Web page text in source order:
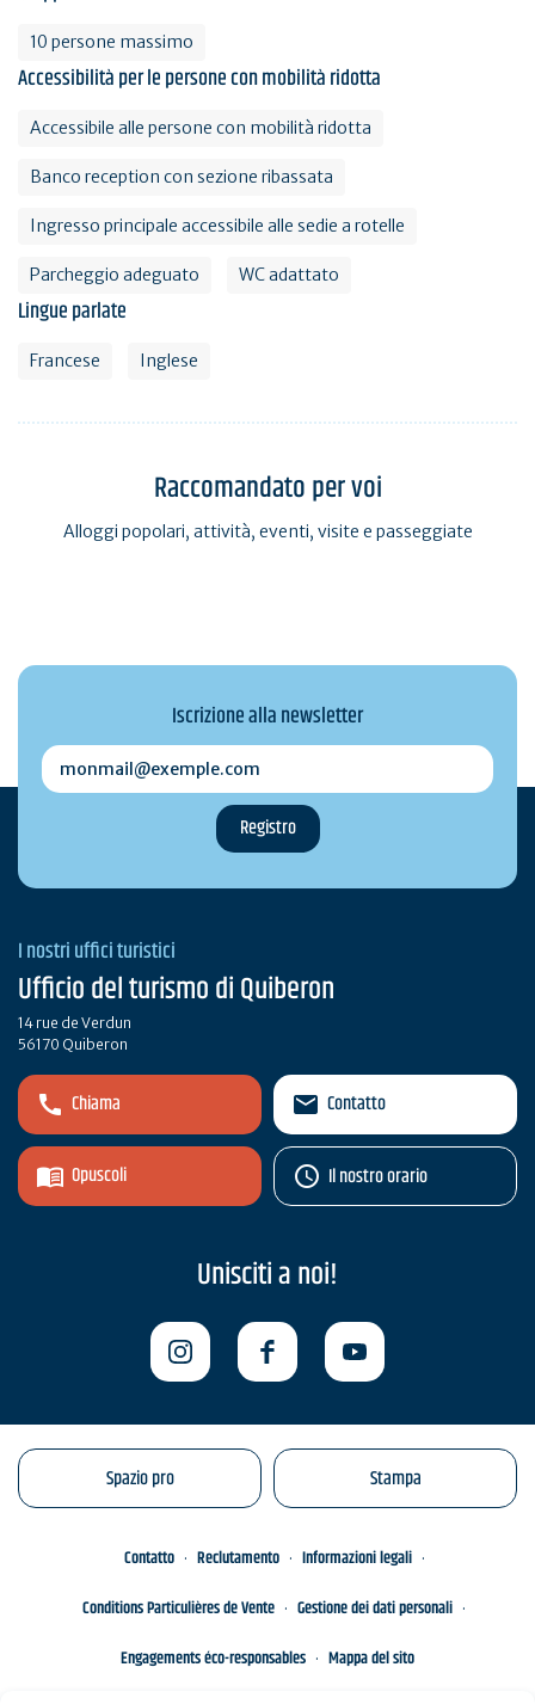
10 persone massimo
Accessibilità per le persone con mobilità ridotta
Accessibile alle persone con mobilità ridotta
Banco reception con sezione ribassata
Ingresso principale accessibile alle sedie a rotelle
Parcheggio adeguato WC adattato
Lingue parlate
Francese Inglese
Raccomandato per voi
Alloggi popolari, attività, eventi, visite e passeggiate
Iscrizione alla newsletter
monmail@exemple.com
I nostri uffici turistici
Ufficio del turismo di Quiberon
14 rue de Verdun
56170 Quiberon
Chiama
Opuscoli
Contatto
Il nostro orario
Unisciti a noi!
Spazio pro Stampa
Contatto Reclutamento
Informazioni legali
Conditions Particulières de Vente
Gestione dei dati personali
Engagements éco-responsables
Mappa del sito